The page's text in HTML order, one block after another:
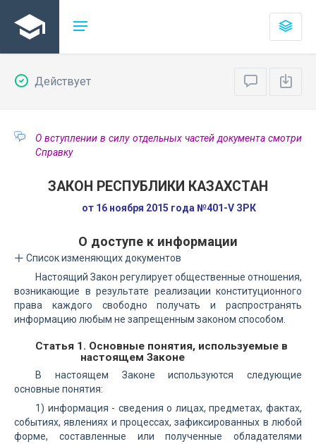
Действует
О вступлении в силу отдельных частей документа смотри
Справку
ЗАКОН РЕСПУБЛИКИ КАЗАХСТАН
от 16 ноября 2015 года №401-V ЗРК
О доступе к информации
Список изменяющих документов
Настоящий Закон регулирует общественные отношения,
возникающие в результате реализации конституционного
права каждого свободно получать и распространять
информацию любым не запрещенным законом способом.
Статья 1. Основные понятия, используемые в
настоящем Законе
В настоящем Законе используются следующие
основные понятия:
1) информация - сведения о лицах, предметах, фактах,
событиях, явлениях и процессах, зафиксированных в любой
форме, составленные или полученные обладателями